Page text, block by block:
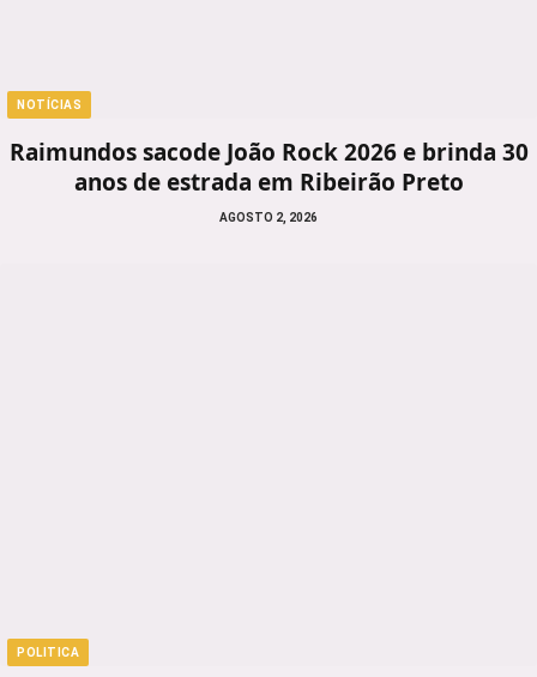
NOTÍCIAS
Raimundos sacode João Rock 2026 e brinda 30
anos de estrada em Ribeirão Preto
AGOSTO 2, 2026
POLITICA